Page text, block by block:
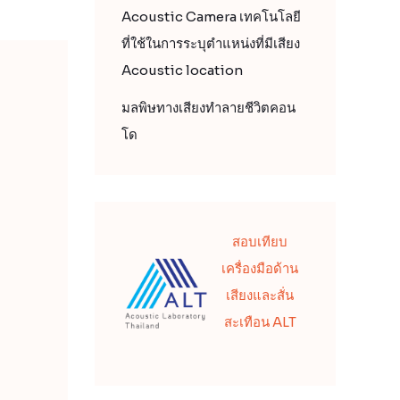
Acoustic Camera เทคโนโลยี
ที่ใช้ในการระบุตำแหน่งที่มีเสียง
Acoustic location
มลพิษทางเสียงทำลายชีวิตคอน
โด
สอบเทียบ
เครื่องมือด้าน
เสียงและสั่น
สะเทือน ALT